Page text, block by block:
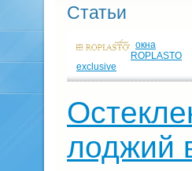
Статьи
окна
ROPLASTO
exclusive
лоджий